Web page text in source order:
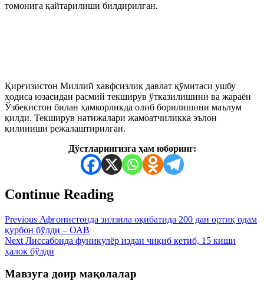
томонига қайтарилиши билдирилган.
Қирғизистон Миллий хавфсизлик давлат қўмитаси ушбу
ҳодиса юзасидан расмий текширув ўтказилишини ва жараён
Ўзбекистон билан ҳамкорликда олиб борилишини маълум
қилди. Текширув натижалари жамоатчиликка эълон
қилиниши режалаштирилган.
Дўстларингизга ҳам юборинг:
Continue Reading
Previous Афғонистонда зилзила оқибатида 200 дан ортиқ одам
қурбон бўлди – ОАВ
Next Лиссабонда фуникулёр издан чиқиб кетиб, 15 киши
ҳалок бўлди
Мавзуга доир мақолалар